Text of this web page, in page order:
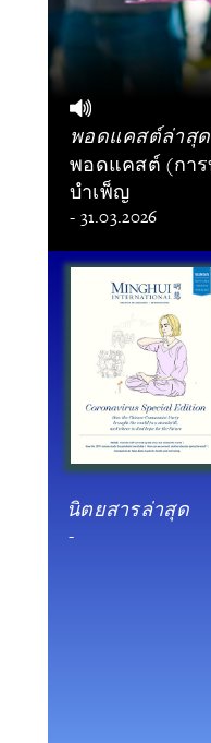
พอดแคสต์ล่าสุด
พอดแคสต์ (กา
บำเพ็ญ
- 31.03.2026
นิตยสารล่าสุด
-